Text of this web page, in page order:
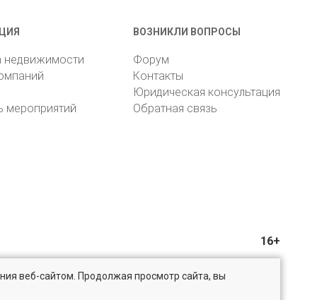
недвижимости
мероприятий
ВОЗНИКЛИ ВОПРОСЫ
Форум
Контакты
Юридическая консультация
Обратная связь
16+
веб-сайтом. Продолжая просмотр сайта, вы